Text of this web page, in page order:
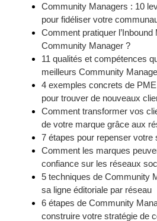
Community Managers : 10
pour fidéliser votre
Comment pratiquer
Community Manager ?
11 qualités et compétences
meilleurs Community
4 exemples concrets de
pour trouver de nouveaux
Comment transformer vos
de votre marque grâce aux
7 étapes pour repenser votre
Comment les marques
confiance sur les réseaux
5 techniques de Community
sa ligne éditoriale par réseau
6 étapes de Community
construire votre stratégie de